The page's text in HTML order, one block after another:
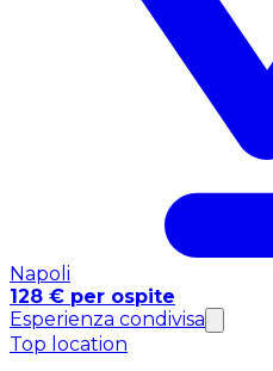
Napoli
128 € per ospite
Esperienza condivisa
Top location